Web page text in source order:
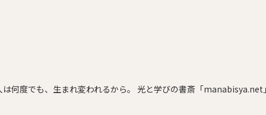
は何度でも、生まれ変われるから。 光と学びの書斎「manabisya.net」